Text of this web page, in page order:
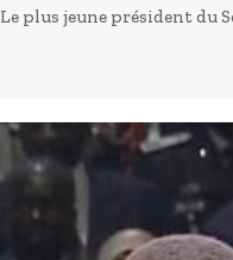
Le plus jeune président du